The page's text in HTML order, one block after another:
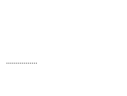
................